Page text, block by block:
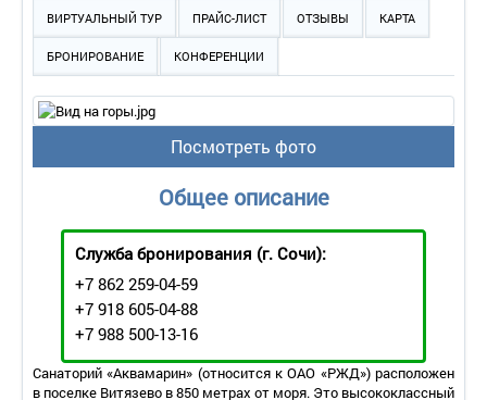
ВИРТУАЛЬНЫЙ ТУР ПРАЙС-ЛИСТ ОТЗЫВЫ КАРТА
БРОНИРОВАНИЕ КОНФЕРЕНЦИИ
Посмотреть фото
Общее описание
Служба бронирования (г. Сочи):
+7 862 259-04-59
+7 918 605-04-88
+7 988 500-13-16
Санаторий «Аквамарин» (относится к ОАО «РЖД») расположен
в поселке Витязево в 850 метрах от моря. Это высококлассный